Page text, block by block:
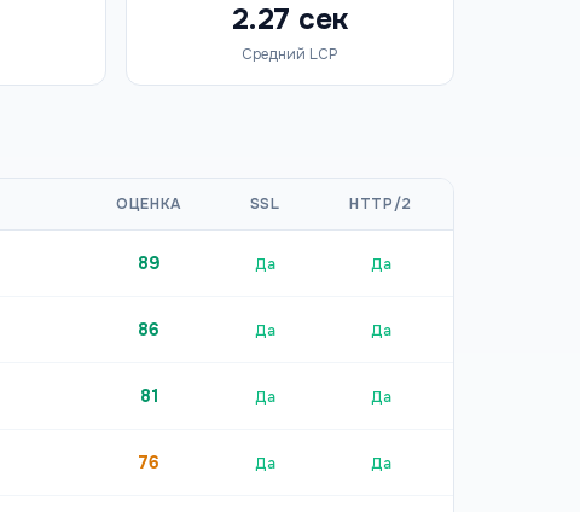
2.27 сек
Средний LCP
ОЦЕНКА SSL HTTP/2
89 Да Да
86 Да Да
81 Да Да
76 Да Да